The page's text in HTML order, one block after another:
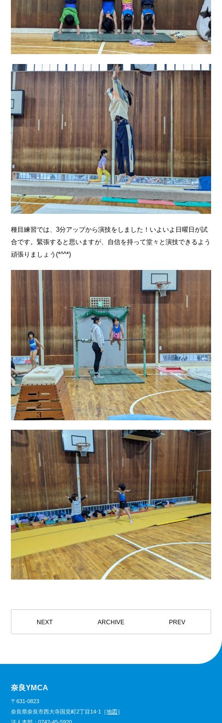
種目練習では、3分アップから演技をしました！いよいよ日曜日が試
合です。緊張すると思いますが、自信を持って堂々と演技できるよう
頑張りましょう(*^^*)
NEXT ARCHIVE PREV
奈良YMCA
〒631-0823
奈良県奈良市西大寺国見町2丁目14-1［地図 ］